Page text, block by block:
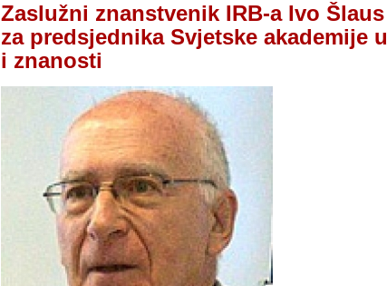
Zaslužni znanstvenik IRB-a Ivo
za predsjednika Svjetske akademije
i znanosti